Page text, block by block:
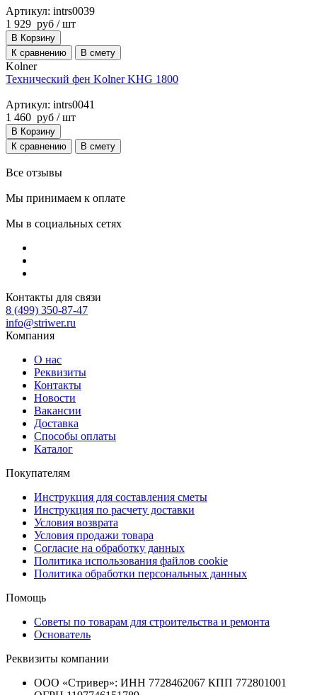
Артикул: intrs0039
1 929 руб / шт
В Корзину
К сравнению
В смету
Kolner
Технический фен Kolner KHG 1800
Артикул: intrs0041
1 460 руб / шт
В Корзину
К сравнению
В смету
Все отзывы
Мы принимаем к оплате
Мы в социальных сетях
Контакты для связи
8 (499) 350-87-47
info@striwer.ru
Компания
О нас
Реквизиты
Контакты
Новости
Вакансии
Доставка
Способы оплаты
Каталог
Покупателям
Инструкция для составления сметы
Инструкция по расчету доставки
Условия возврата
Условия продажи товара
Согласие на обработку данных
Политика использования файлов cookie
Политика обработки персональных данных
Помощь
Советы по товарам для строительства и ремонта
Основатель
Реквизиты компании
ООО «Стривер»: ИНН 7728462067 КПП 772801001